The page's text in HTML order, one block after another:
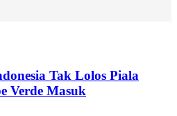
Tak Lolos Piala
Verde Masuk